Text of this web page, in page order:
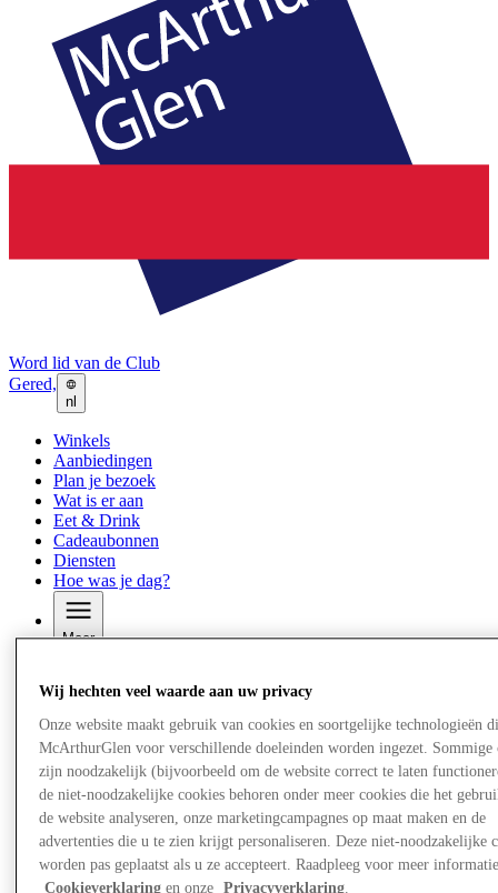
Word lid van de Club
Gered,
nl
Winkels
Aanbiedingen
Plan je bezoek
Wat is er aan
Eet & Drink
Cadeaubonnen
Diensten
Hoe was je dag?
Meer
Wij hechten veel waarde aan uw privacy
Onze website maakt gebruik van cookies en soortgelijke technologieën
McArthurGlen voor verschillende doeleinden worden ingezet. Sommige
zijn noodzakelijk (bijvoorbeeld om de website correct te laten
de niet-noodzakelijke cookies behoren onder meer cookies die het
de website analyseren, onze marketingcampagnes op maat maken en de
advertenties die u te zien krijgt personaliseren. Deze niet-noodzakelijke
worden pas geplaatst als u ze accepteert. Raadpleeg voor meer
Cookieverklaring en onze Privacyverklaring.